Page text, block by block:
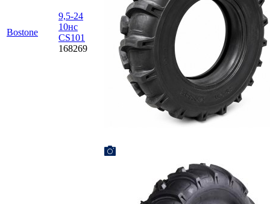
Bostone
9,5-24
10нс
CS101
168269